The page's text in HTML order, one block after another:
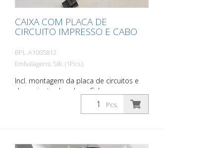
CAIXA COM PLACA DE
CIRCUITO IMPRESSO E CABO
BPL-A1005812
Embalagens: Stk. (1Pcs.)
Incl. montagem da placa de circuitos e
do conjunto de cabos. Cabo para
codificador fechado. Cabo para sensores
adicionais, módulo telemático e
Pcs.